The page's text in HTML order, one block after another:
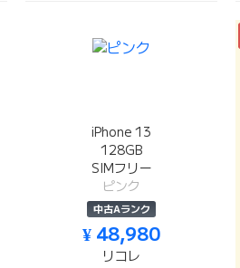
iPhone 13
128GB
SIMフリー
ピンク
中古Aランク
¥ 48,980
リコレ